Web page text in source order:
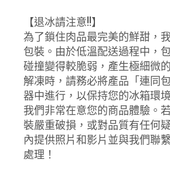
【退冰請注意!!】
為了鎖住肉品最完美的鮮甜，
包裝。由於低溫配送過程中，
碰撞變得較脆弱，產生極細微
解凍時，請務必將產品「連同
器中進行，以保持您的冰箱環
我們非常在意您的商品體驗。
裝嚴重破損，或對品質有任何
內提供照片和影片並與我們聯
處理！